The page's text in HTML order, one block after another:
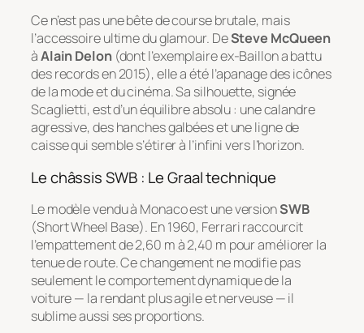
Ce n’est pas une bête de course brutale, mais
l’accessoire ultime du glamour. DeSteve McQueen
àAlain Delon(dont l’exemplaire ex-Baillon a battu
des records en 2015), elle a été l’apanage des icônes
de la mode et du cinéma. Sa silhouette, signée
Scaglietti, est d’un équilibre absolu : une calandre
agressive, des hanches galbées et une ligne de
caisse qui semble s’étirer à l’infini vers l’horizon.
Le châssis SWB : Le Graal technique
Le modèle vendu à Monaco est une versionSWB
(Short Wheel Base). En 1960, Ferrari raccourcit
l’empattement de 2,60 m à 2,40 m pour améliorer la
tenue de route. Ce changement ne modifie pas
seulement le comportement dynamique de la
voiture — la rendant plus agile et nerveuse — il
sublime aussi ses proportions.